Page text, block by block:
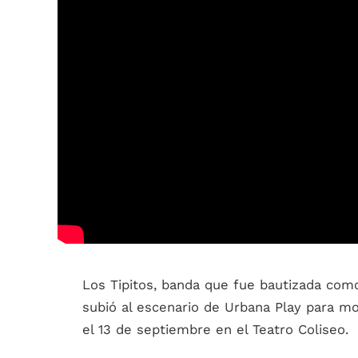
Los Tipitos, banda que fue bautizada
subió al escenario de Urbana Play para
el 13 de septiembre en el Teatro Coliseo.